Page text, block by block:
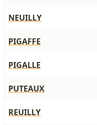
NEUILLY
PIGAFFE
PIGALLE
PUTEAUX
REUILLY